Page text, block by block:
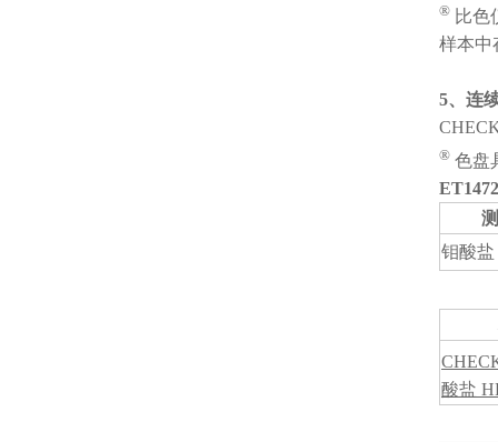
® 比色
样本中
5、连
® 色盘
钼酸
酸盐